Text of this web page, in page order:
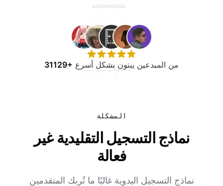
31129+ من المبدعين يبنون بشكل أسرع
المشكلة
نماذج التسجيل التقليدية غير
فعالة
نماذج التسجيل اليدوية غالبًا ما تُربك المتقدمين